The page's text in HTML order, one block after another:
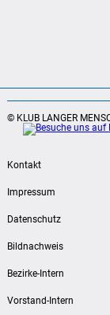
© KLUB LANGER
Kontakt
Impressum
Datenschutz
Bildnachweis
Bezirke-Intern
Vorstand-Intern